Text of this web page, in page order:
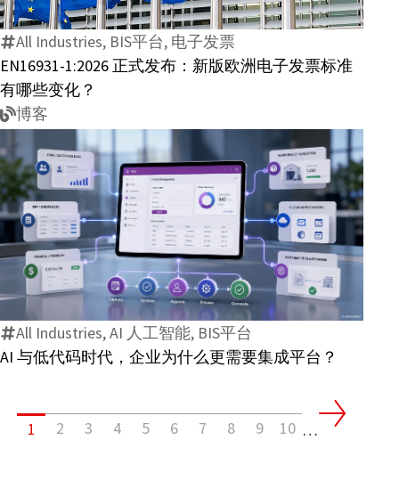
值
得
企
注？
式
发
布：
洲
发
票
标
准
有
哪
化？
All Industries, BIS平台, 电子发票
EN16931-1:2026 正式发布：新版欧洲电子发票标准
有哪些变化？
博客
AI
与
低
代
码
时
All Industries, AI 人工智能, BIS平台
AI 与低代码时代，企业为什么更需要集成平台？
1 2 3 4 5 6 7 8 9 10 …